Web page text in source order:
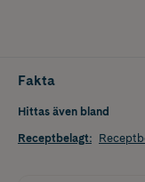
Fakta
Hittas även bland
Receptbelagt: